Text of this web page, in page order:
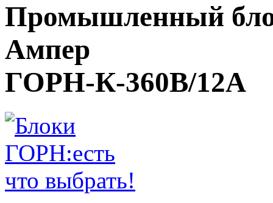
Промышленный
Ампер
ГОРН-К-360В/12А